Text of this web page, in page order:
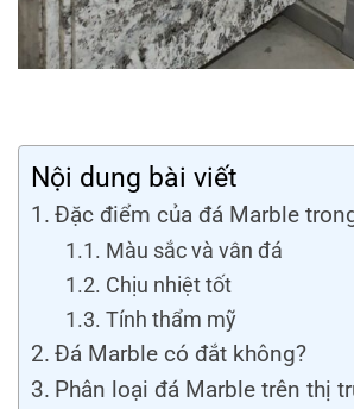
Nội dung bài viết
Đặc điểm của đá Marble
Màu sắc và vân đá
Chịu nhiệt tốt
Tính thẩm mỹ
Đá Marble có đắt không?
Phân loại đá Marble trên thị